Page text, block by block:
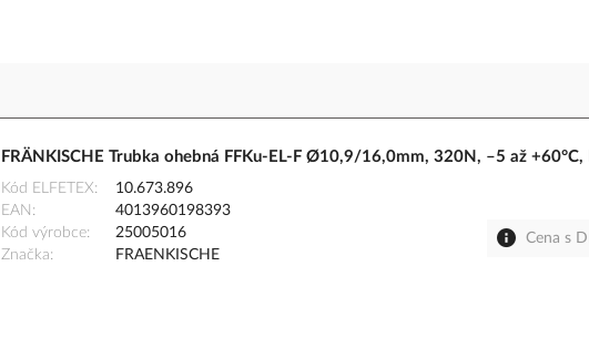
FRÄNKISCHE Trubka ohebná FFKu-EL-F Ø10,9/16,0mm, 320N, –5 až +60°C,
Kód ELFETEX
10.673.896
EAN
4013960198393
Kód výrobce
25005016
Značka
FRAENKISCHE
Cena s